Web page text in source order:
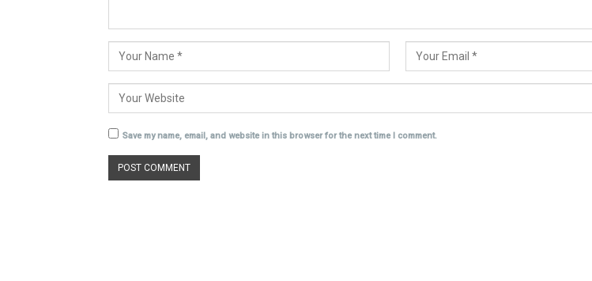
Save my name, email, and website in this browser for the next time I comment.